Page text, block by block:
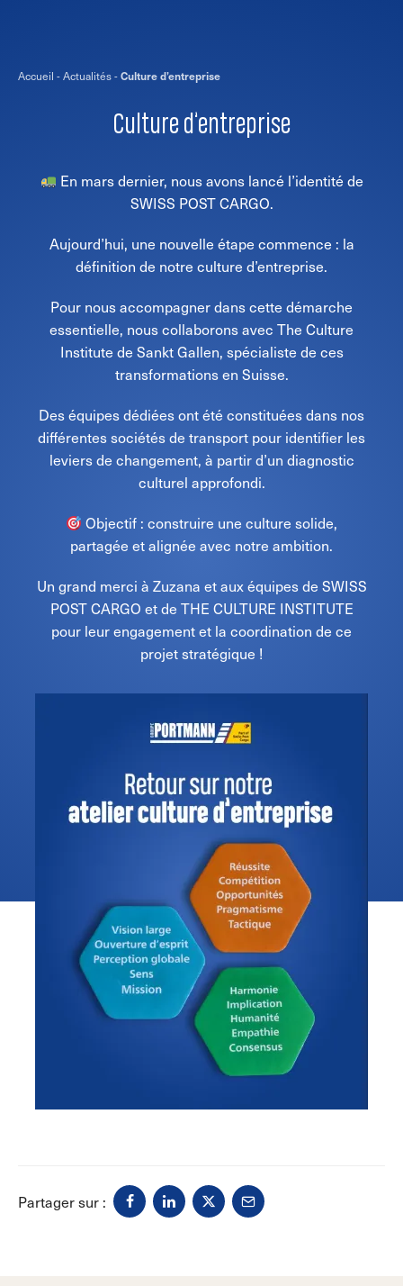
Accueil -Actualités-Culture d’entreprise
Culture d’entreprise
En mars dernier, nous avons lancé l’identité de
SWISS POST CARGO.
Aujourd’hui, une nouvelle étape commence : la
définition de notre culture d’entreprise.
Pour nous accompagner dans cette démarche
essentielle, nous collaborons avec The Culture
Institute de Sankt Gallen, spécialiste de ces
transformations en Suisse.
Des équipes dédiées ont été constituées dans nos
différentes sociétés de transport pour identifier les
leviers de changement, à partir d’un diagnostic
culturel approfondi.
Objectif : construire une culture solide,
partagée et alignée avec notre ambition.
Un grand merci à Zuzana et aux équipes de SWISS
POST CARGO et de THE CULTURE INSTITUTE
pour leur engagement et la coordination de ce
projet stratégique !
Partager sur :